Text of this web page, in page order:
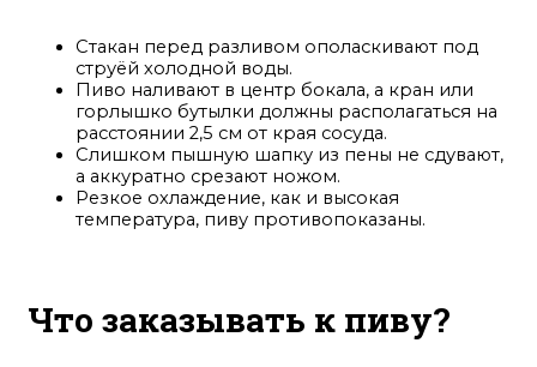
Стакан перед разливом ополаскивают под
струёй холодной воды.
Пиво наливают в центр бокала, а кран или
горлышко бутылки должны располагаться на
расстоянии 2,5 см от края сосуда.
Слишком пышную шапку из пены не сдувают,
а аккуратно срезают ножом.
Резкое охлаждение, как и высокая
температура, пиву противопоказаны.
Что заказывать к пиву?